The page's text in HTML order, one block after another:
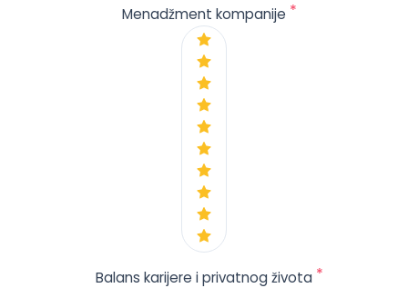
Menadžment kompanije *
Balans karijere i privatnog života *